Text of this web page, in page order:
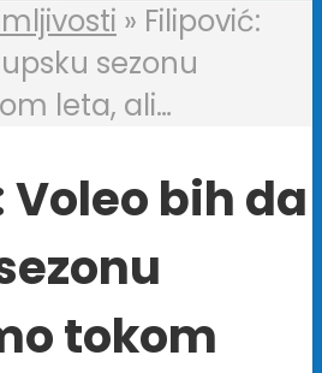
» Filipović:
sezonu
leta, ali…
bih da
tokom